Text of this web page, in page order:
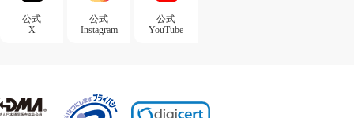
公式
X
公式
Instagram
公式
YouTube